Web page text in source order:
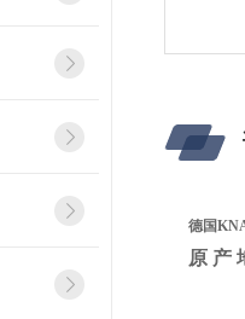
德国
原 产